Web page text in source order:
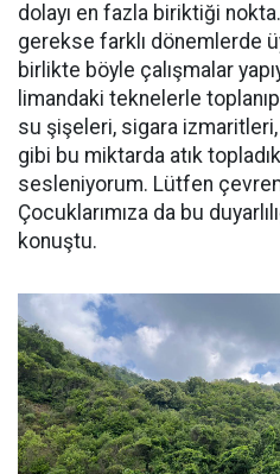
dolayı en fazla biriktiği
gerekse farklı dönemlerde
birlikte böyle çalışmalar
limandaki teknelerle
su şişeleri, sigara
gibi bu miktarda atık
sesleniyorum. Lütfen
Çocuklarımıza da bu
konuştu.